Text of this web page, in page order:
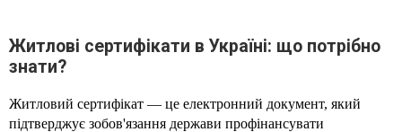
Житлові сертифікати в Україні: що потрібно
знати?
Житловий сертифікат — це електронний документ, який
підтверджує зобов'язання держави профінансувати